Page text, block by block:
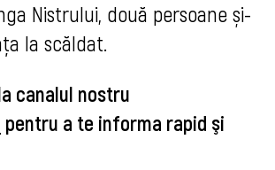
Nistrului, două persoane și-
la scăldat.
canalul nostru
pentru a te informa rapid şi